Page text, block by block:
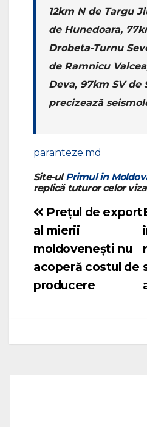
12km N de Targu
de Hunedoara,
Drobeta-Turnu
de Ramnicu
Deva, 97km SV de
precizează
paranteze.md
Site-ulPrimul in
replică tuturor celor
Navigare
în
Prețul de export
al mierii
moldovenești nu
acoperă costul de
producere